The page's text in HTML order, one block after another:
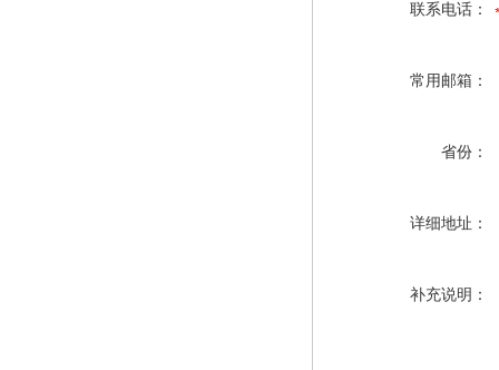
联系电话：
常用邮箱：
省份：
详细地址：
补充说明：